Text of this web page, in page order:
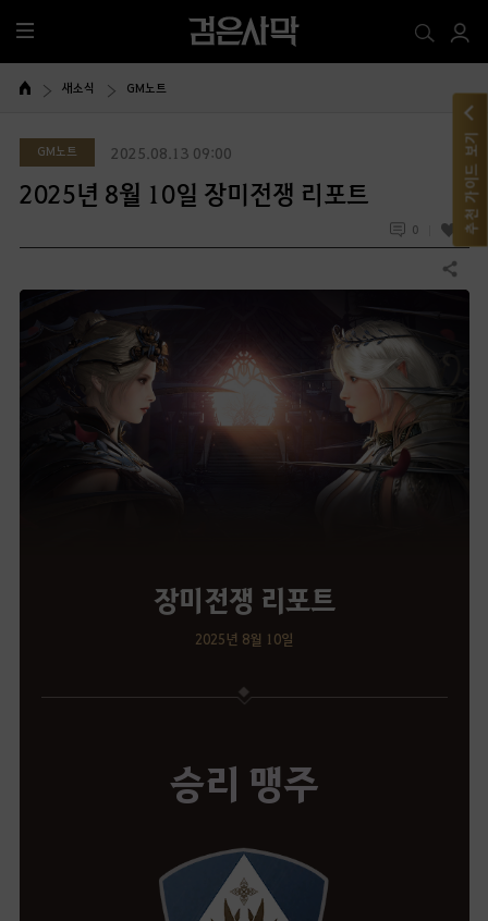
전
체
메
새소식 GM노트
GM노트 2025.08.13 09:00
2025년 8월 10일 장미전쟁 리포트
0 1
공유하기
장미전쟁 리포트
2025년 8월 10일
승리 맹주
추천 가이드 보기